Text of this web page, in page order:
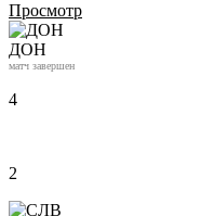
Просмотр
ДОН
матч завершен
4
2